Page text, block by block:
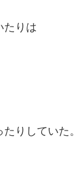
たりは
りしていた。